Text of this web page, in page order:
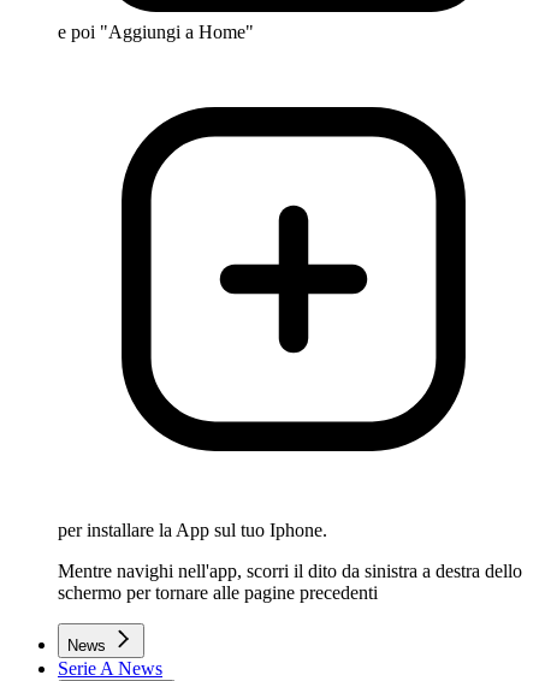
e poi "Aggiungi a Home"
per installare la App sul tuo Iphone.
Mentre navighi nell'app, scorri il dito da sinistra a destra dello
schermo per tornare alle pagine precedenti
News
Serie A News